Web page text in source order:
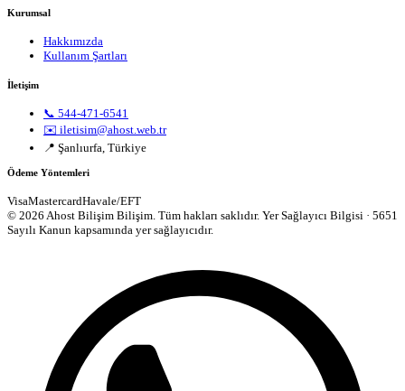
Kurumsal
Hakkımızda
Kullanım Şartları
İletişim
📞 544-471-6541
✉️ iletisim@ahost.web.tr
📍 Şanlıurfa, Türkiye
Ödeme Yöntemleri
VisaMastercardHavale/EFT
© 2026 Ahost Bilişim Bilişim. Tüm hakları saklıdır. Yer Sağlayıcı Bilgisi · 5651
Sayılı Kanun kapsamında yer sağlayıcıdır.